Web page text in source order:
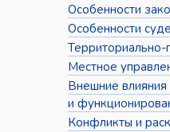
Особенности
Особенности
Территориально-
Местное
Внешние
и
Конфликты и